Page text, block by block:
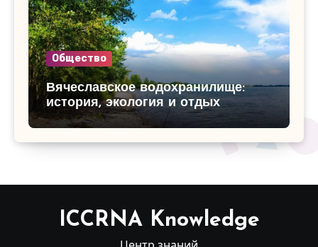
Общество
Вячеславское водохранилище:
история, экология и отдых
ICCRNA Knowledge